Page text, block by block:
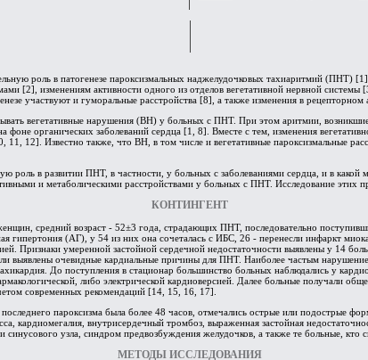
роль в патогенезе пароксизмальных наджелудочковых тахиаритмий (ПНТ)
[2], изменениям активности одного из отделов вегетативной нервной системы
участвуют и гуморальные расстройства [8], а также изменения в
вегетативные нарушения (ВН) у больных с ПНТ. При этом аритмии,
фоне органических заболеваний сердца [1, 8]. Вместе с тем, изменения
12]. Известно также, что ВН, в том числе и вегетативные пароксизмальные
роль в развитии ПНТ, в частности, у больных с заболеваниями сердца, и в
и метаболическими расстройствами у больных с ПНТ. Исследование этих
КОНТИНГЕНТ
средний возраст - 52±3 года, страдающих ПНТ, последовательно
гипертония (АГ), у 54 из них она сочеталась с ИБС, 26 - перенесли инфаркт
Признаки умеренной застойной сердечной недостаточности выявлены у 14
выявлены очевидные кардиальные причины для ПНТ. Наиболее частым
До поступления в стационар большинство больных наблюдались у
либо электрической кардиоверсией. Далее больные получали
современных рекомендаций [14, 15, 16, 17].
пароксизма была более 48 часов, отмечались острые или подострые
кардиомегалия, внутрисердечный тромбоз, выраженная застойная
синусового узла, синдром предвозбуждения желудочков, а также те больные, кто
МЕТОДЫ ИССЛЕДОВАНИЯ